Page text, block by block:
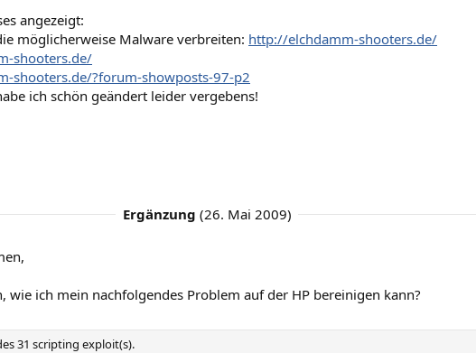
angezeigt:
möglicherweise Malware verbreiten: http://elchdamm-shooters.de/
shooters.de/
shooters.de/?forum-showposts-97-p2
ich schön geändert leider vergebens!
Ergänzung (26. Mai 2009)
wie ich mein nachfolgendes Problem auf der HP bereinigen kann?
31 scripting exploit(s).